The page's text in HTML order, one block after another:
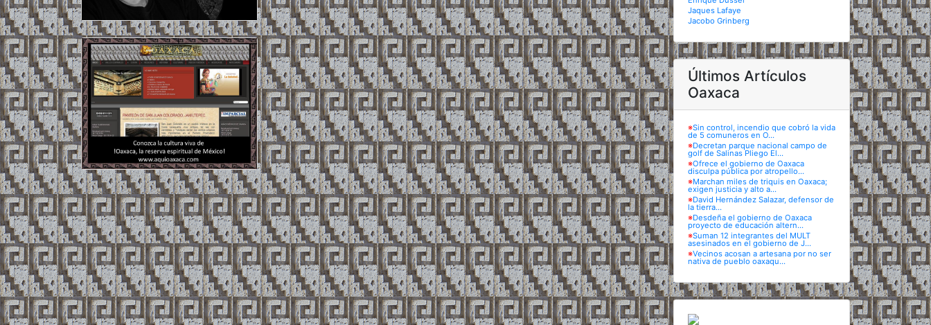
Jaques Lafaye
Jacobo Grinberg
Últimos Artículos
Oaxaca
※Sin control, incendio que cobró la vida
de 5 comuneros en O...
※Decretan parque nacional campo de
golf de Salinas Pliego El...
※Ofrece el gobierno de Oaxaca
disculpa pública por atropello...
※Marchan miles de triquis en Oaxaca;
exigen justicia y alto a...
※David Hernández Salazar, defensor de
la tierra...
※Desdeña el gobierno de Oaxaca
proyecto de educación altern...
※Suman 12 integrantes del MULT
asesinados en el gobierno de J...
※Vecinos acosan a artesana por no ser
nativa de pueblo oaxaqu...